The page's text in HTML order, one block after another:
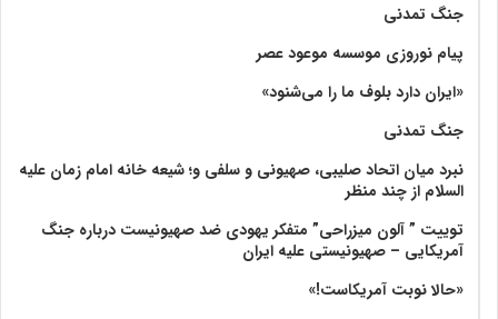
جنگ تمدنی
پیام نوروزی موسسه موعود عصر
«ایران دارد بلوف ما را می‌شنود»
جنگ تمدنی
نبرد میان اتحاد صلیبی، صهیونی و سلفی و؛ شیعه خانه امام زمان علیه
السلام از چند منظر
توییت ” آلون میزراحی” متفکر یهودی ضد صهیونیست درباره جنگ
آمریکایی – صهیونیستی علیه ایران
«حالا نوبت آمریکاست!»